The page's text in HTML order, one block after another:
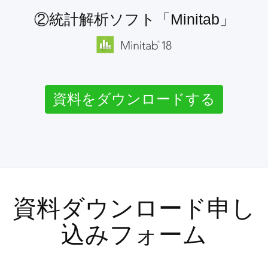
②統計解析ソフト「Minitab」
資料をダウンロードする
資料ダウンロード申し
込みフォーム